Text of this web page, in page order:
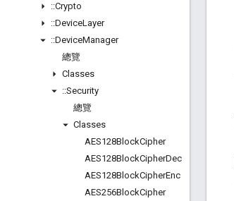
::Crypto
::DeviceLayer
::DeviceManager
總覽
Classes
::Security
總覽
Classes
AES128BlockCipher
AES128BlockCipherDec
AES128BlockCipherEnc
AES256BlockCipher